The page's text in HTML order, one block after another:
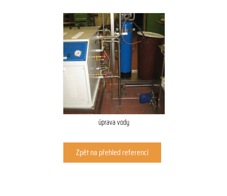
úprava vody
Zpět na přehled referencí